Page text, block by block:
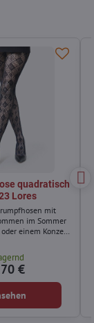
quadratisch
Lores
mit
im Sommer
einem Konzert
€